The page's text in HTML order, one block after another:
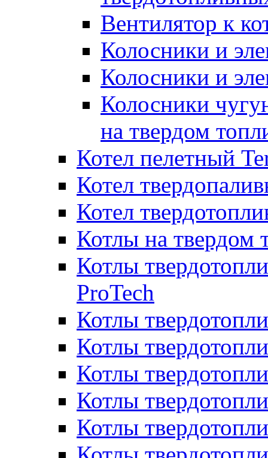
Вентилятор к
Колосники и
Колосники и
Колосники
на твердом
Котел пелетный
Котел
Котел
Котлы на твердом
Котлы
ProTech
Котлы
Котлы
Котлы
Котлы
Котлы